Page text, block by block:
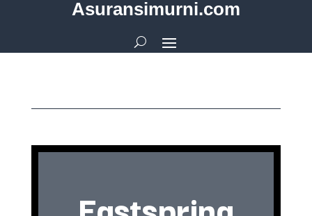
Asuransimurni.com